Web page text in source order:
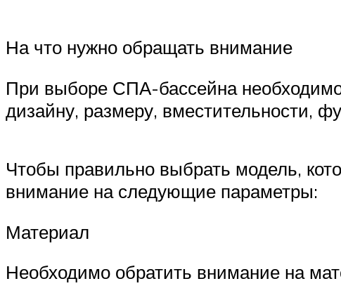
На что нужно обращать внимание
При выборе СПА-бассейна
дизайну, размеру, вместительности,
Чтобы правильно выбрать модель,
внимание на следующие параметры:
Материал
Необходимо обратить внимание на